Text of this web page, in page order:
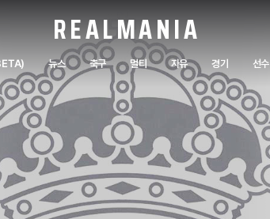
REALMANIA
뉴스 축구 멀티 자유 경기 선수